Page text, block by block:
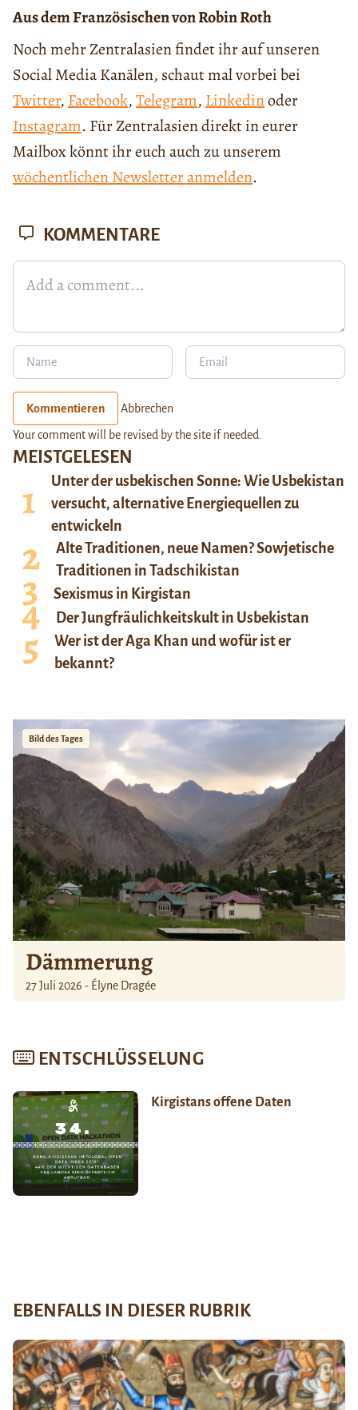
Aus dem Französischen von Robin Roth
Noch mehr Zentralasien findet ihr auf unseren
Social Media Kanälen, schaut mal vorbei bei
Twitter, Facebook,Telegram, Linkedinoder
Instagram. Für Zentralasien direkt in eurer
Mailbox könnt ihr euch auch zu unserem
wöchentlichen Newsletter anmelden.
MEISTGELESEN
Unter der usbekischen Sonne: Wie Usbekistan
versucht, alternative Energiequellen zu
entwickeln
Alte Traditionen, neue Namen? Sowjetische
Traditionen in Tadschikistan
Sexismus in Kirgistan
Der Jungfräulichkeitskult in Usbekistan
Wer ist der Aga Khan und wofür ist er
bekannt?
Bild des Tages
Dämmerung
27 Juli 2026 - Élyne Dragée
ENTSCHLÜSSELUNG
Kirgistans offene Daten
KOMMENTARE
Kommentieren Abbrechen
Your comment will be revised by the site if needed.
EBENFALLS IN DIESER RUBRIK